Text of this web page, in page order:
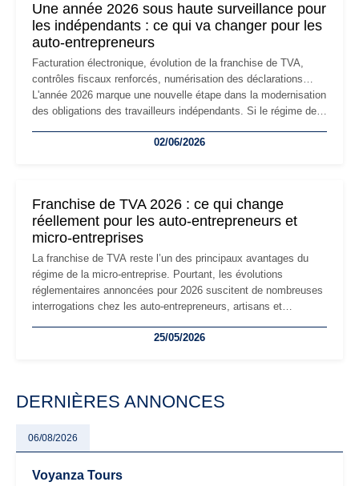
Une année 2026 sous haute surveillance pour
les indépendants : ce qui va changer pour les
auto-entrepreneurs
Facturation électronique, évolution de la franchise de TVA,
contrôles fiscaux renforcés, numérisation des déclarations…
L'année 2026 marque une nouvelle étape dans la modernisation
des obligations des travailleurs indépendants. Si le régime de
les auto-entrepreneurs devront s'adapter à un environnement
02/06/2026
Franchise de TVA 2026 : ce qui change
réellement pour les auto-entrepreneurs et
micro-entreprises
La franchise de TVA reste l’un des principaux avantages du
régime de la micro-entreprise. Pourtant, les évolutions
réglementaires annoncées pour 2026 suscitent de nombreuses
interrogations chez les auto-entrepreneurs, artisans et
facturation ou risque de bascule vers la TVA : les règles
25/05/2026
DERNIÈRES ANNONCES
06/08/2026
Voyanza Tours